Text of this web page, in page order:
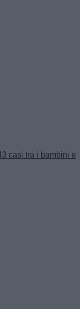
casi tra i bambini e